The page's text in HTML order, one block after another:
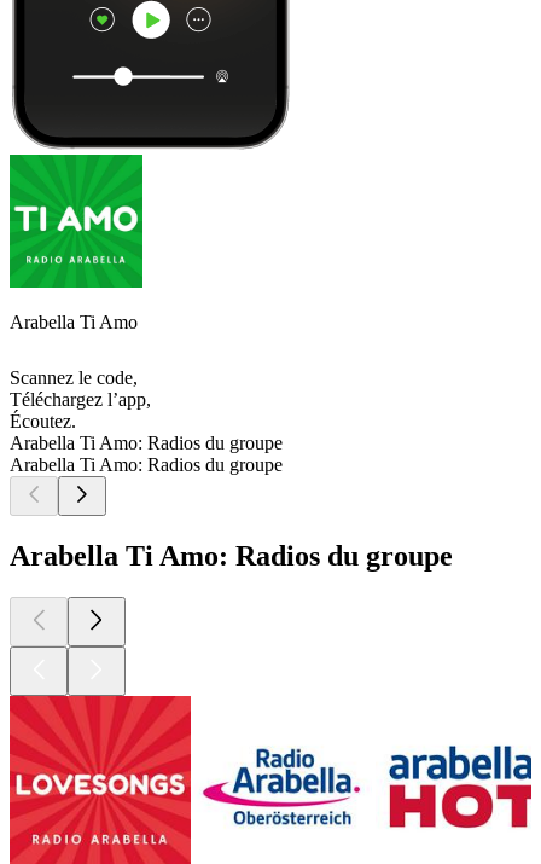
Arabella Ti Amo
Scannez le code,
Téléchargez l’app,
Écoutez.
Arabella Ti Amo: Radios du groupe
Arabella Ti Amo: Radios du groupe
Arabella Ti Amo: Radios du groupe